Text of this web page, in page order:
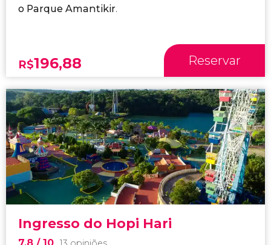
o Parque Amantikir.
R$196,88 Reservar
Ingresso do Hopi Hari